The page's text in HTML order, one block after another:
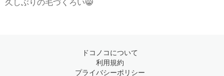
ドコノコについて
利用規約
プライバシーポリシー